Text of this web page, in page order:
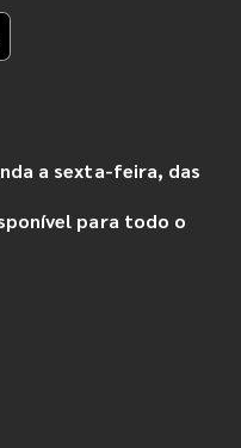
a sexta-feira, das
para todo o